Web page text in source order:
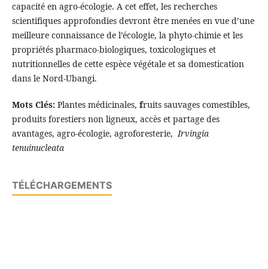
capacité en agro-écologie. A cet effet, les recherches
scientifiques approfondies devront être menées en vue d’une
meilleure connaissance de l’écologie, la phyto-chimie et les
propriétés pharmaco-biologiques, toxicologiques et
nutritionnelles de cette espèce végétale et sa domestication
dans le Nord-Ubangi.
Mots Clés: Plantes médicinales, fruits sauvages comestibles,
produits forestiers non ligneux, accès et partage des
avantages, agro-écologie, agroforesterie,Irvingia
tenuinucleata
TÉLÉCHARGEMENTS